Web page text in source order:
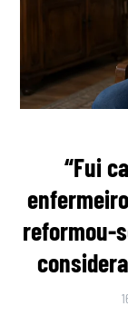
“Fui
reformou-